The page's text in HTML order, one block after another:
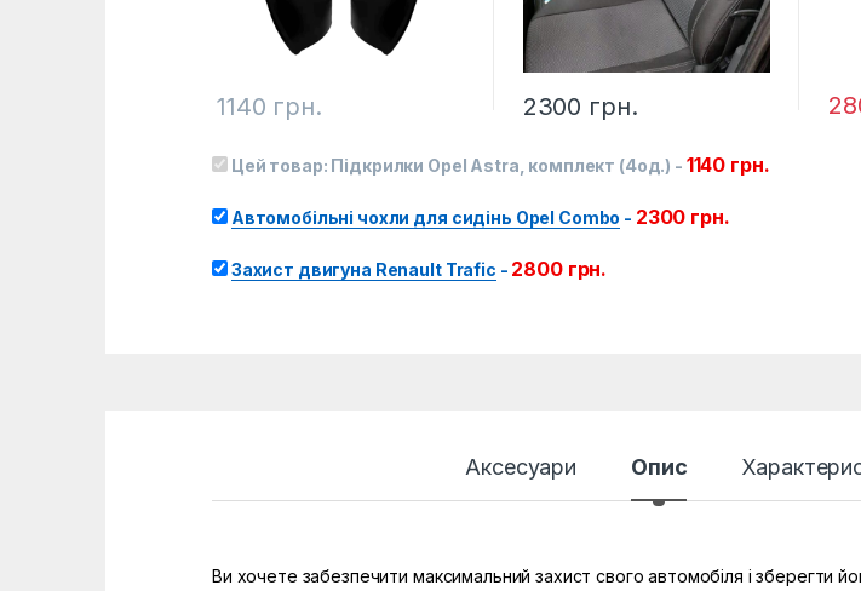
1140 грн. 2300 грн.
Цей товар: Підкрилки Opel Astra, комплект (4од.) - 1140 грн.
Автомобільні чохли для сидінь Opel Combo - 2300 грн.
Захист двигуна Renault Trafic - 2800 грн.
Аксесуари Опис
Ви хочете забезпечити максимальний захист свого автомобіля і зберегти